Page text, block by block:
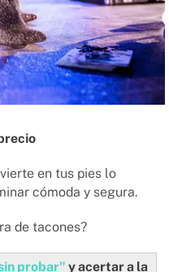
en tus pies lo
cómoda y segura.
de tacones?
probar" y acertar a la